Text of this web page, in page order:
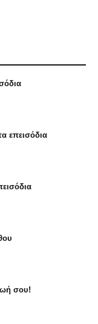
επεισόδια
σου!